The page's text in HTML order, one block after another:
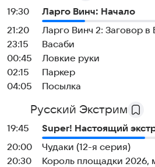
19:30
Ларго Винч: Начало
21:20
Ларго Винч 2: Заговор в
23:15
Васаби
00:45
Ловкие руки
02:15
Паркер
04:05
Посылка
Русский Экстрим
19:45
Super! Настоящий
20:00
Чудаки (12-я серия)
20:30
Король площадки 2026,